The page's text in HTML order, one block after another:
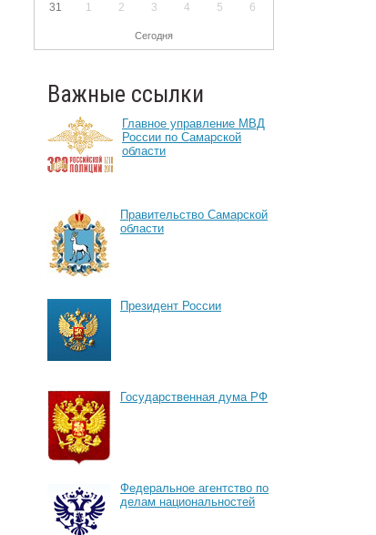
31 1 2 3 4 5 6
Сегодня
Важные ссылки
Главное управление МВД
России по Самарской
области
Правительство Самарской
области
Президент России
Государственная дума РФ
Федеральное агентство по
делам национальностей